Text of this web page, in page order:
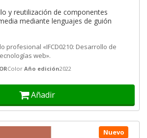
y reutilización de componentes
mediante lenguajes de guión
profesional «IFCD0210: Desarrollo de
web».
Color Año edición2022
Añadir
Nuevo